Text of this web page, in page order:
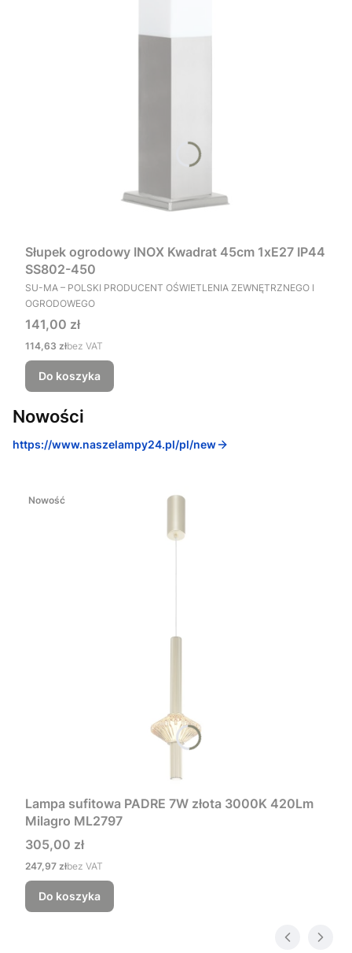
Słupek ogrodowy INOX Kwadrat 45cm 1xE27 IP44
SS802-450
PRODUCENT
SU-MA – POLSKI PRODUCENT OŚWIETLENIA ZEWNĘTRZNEGO I
OGRODOWEGO
Cena
141,00 zł
Cena
114,63 złbez VAT
Do koszyka
Nowości
https://www.naszelampy24.pl/pl/new
Nowość
Lampa sufitowa PADRE 7W złota 3000K 420Lm
Milagro ML2797
Cena
305,00 zł
Cena
247,97 złbez VAT
Do koszyka